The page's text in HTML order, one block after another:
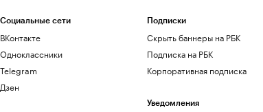
Социальные сети
ВКонтакте
Одноклассники
Telegram
Дзен
Подписки
Скрыть баннеры на РБК
Подписка на РБК
Корпоративная подписка
Уведомления